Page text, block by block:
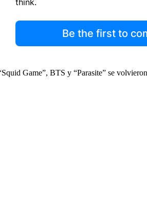
think.
Be the first to
Game”, BTS y “Parasite” se